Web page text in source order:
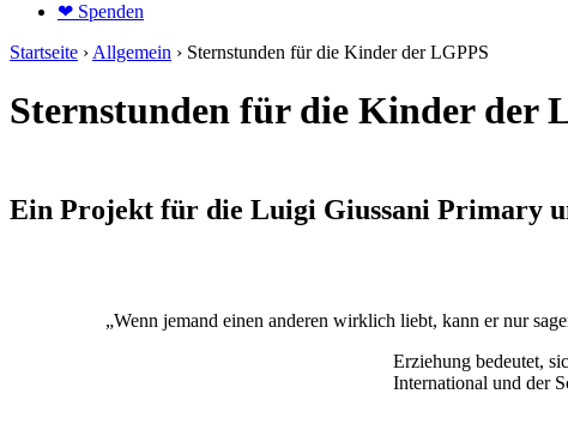
❤ Spenden
Startseite › Allgemein › Sternstunden für die Kinder der LGPPS
Sternstunden für die Kinder der
Ein Projekt für die Luigi Giussani Primary
„Wenn jemand einen anderen wirklich liebt, kann er nur
Erziehung bedeutet,
International und der